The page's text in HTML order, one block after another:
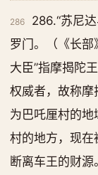
286
286.“苏尼
罗门。（《长
大臣”指摩揭陀
权威者，故称摩
为巴吒厘村的
村的地方，现在
断离车王的财源